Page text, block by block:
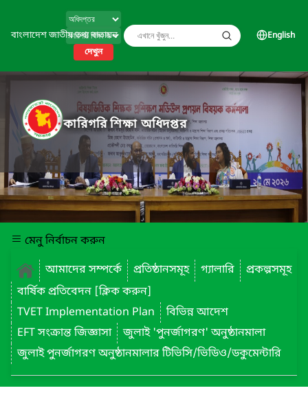
বাংলাদেশ জাতীয় তথ্য বাতায়ন
দেখুন
English
কারিগরি শিক্ষা অধিদপ্তর
মেনু নির্বাচন করুন
আমাদের সম্পর্কে
প্রতিষ্ঠানসমূহ গ্যালারি
প্রকল্পসমূহ
বার্ষিক প্রতিবেদন [ক্লিক করুন]
TVET Implementation Plan
বিভিন্ন আদেশ
EFT সংক্রান্ত জিজ্ঞাসা
জুলাই 'পুনর্জাগরণ' অনুষ্ঠানমালা
জুলাই পুনর্জাগরণ অনুষ্ঠানমালার টিভিসি/ভিডিও/ডকুমেন্টারি